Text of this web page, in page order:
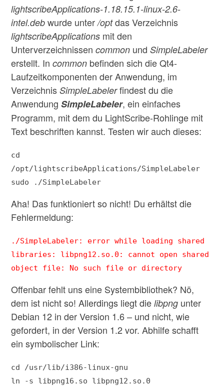
lightscribeApplications-1.18.15.1-linux-2.6-
intel.debwurde unter/optdas Verzeichnis
lightscribeApplications mit den
Unterverzeichnissencommon undSimpleLabeler
erstellt. Incommon befinden sich die Qt4-
Laufzeitkomponenten der Anwendung, im
VerzeichnisSimpleLabelerfindest du die
AnwendungSimpleLabeler, ein einfaches
Programm, mit dem du LightScribe-Rohlinge mit
Text beschriften kannst. Testen wir auch dieses:
cd
/opt/lightscribeApplications/SimpleLabeler
sudo ./SimpleLabeler
Aha! Das funktioniert so nicht! Du erhältst die
Fehlermeldung:
./SimpleLabeler: error while loading shared
libraries: libpng12.so.0: cannot open shared
object file: No such file or directory
Offenbar fehlt uns eine Systembibliothek? Nö,
dem ist nicht so! Allerdings liegt dielibpng unter
Debian 12 in der Version 1.6 – und nicht, wie
gefordert, in der Version 1.2 vor. Abhilfe schafft
ein symbolischer Link:
cd /usr/lib/i386-linux-gnu
ln -s libpng16.so libpng12.so.0